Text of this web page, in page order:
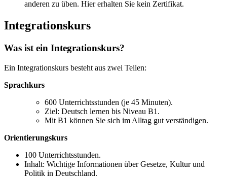
anderen zu üben. Hier erhalten Sie kein Zertifikat.
Integrationskurs
Was ist ein Integrationskurs?
Ein Integrationskurs besteht aus zwei Teilen:
Sprachkurs
600 Unterrichtsstunden (je 45 Minuten).
Ziel: Deutsch lernen bis Niveau B1.
Mit B1 können Sie sich im Alltag gut verständigen.
Orientierungskurs
100 Unterrichtsstunden.
Inhalt: Wichtige Informationen über Gesetze, Kultur und
Politik in Deutschland.